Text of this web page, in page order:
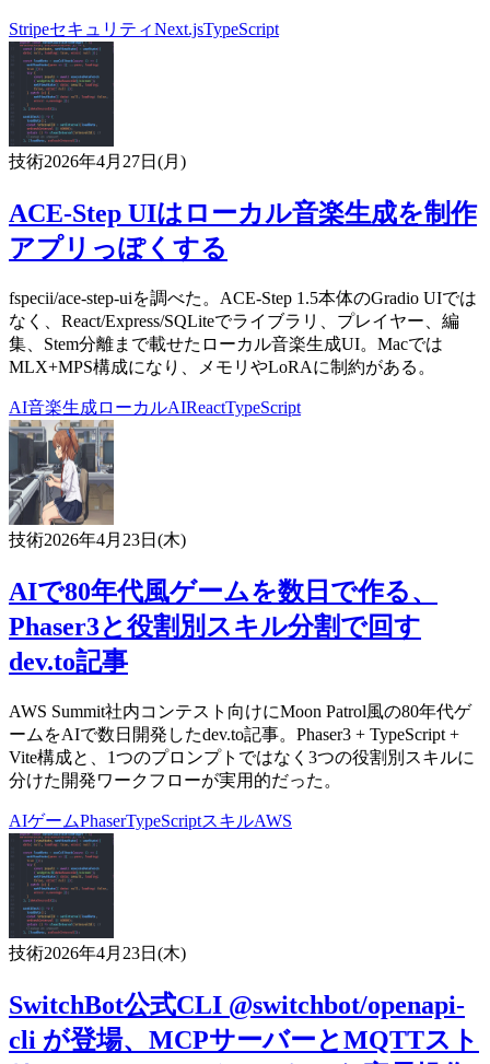
StripeセキュリティNext.jsTypeScript
技術2026年4月27日(月)
ACE-Step UIはローカル音楽生成を制作
アプリっぽくする
fspecii/ace-step-uiを調べた。ACE-Step 1.5本体のGradio UIでは
なく、React/Express/SQLiteでライブラリ、プレイヤー、編
集、Stem分離まで載せたローカル音楽生成UI。Macでは
MLX+MPS構成になり、メモリやLoRAに制約がある。
AI音楽生成ローカルAIReactTypeScript
技術2026年4月23日(木)
AIで80年代風ゲームを数日で作る、
Phaser3と役割別スキル分割で回す
dev.to記事
AWS Summit社内コンテスト向けにMoon Patrol風の80年代ゲ
ームをAIで数日開発したdev.to記事。Phaser3 + TypeScript +
Vite構成と、1つのプロンプトではなく3つの役割別スキルに
分けた開発ワークフローが実用的だった。
AIゲームPhaserTypeScriptスキルAWS
技術2026年4月23日(木)
SwitchBot公式CLI @switchbot/openapi-
cli が登場、MCPサーバーとMQTTスト